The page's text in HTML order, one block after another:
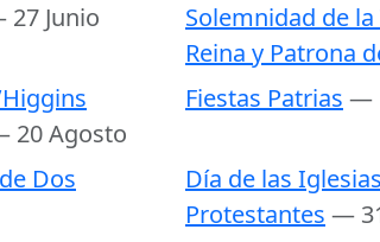
Junio
Solemnidad de
Reina y Patrona
20 Agosto
Fiestas Patrias —
Dos
Día de las
Protestantes —